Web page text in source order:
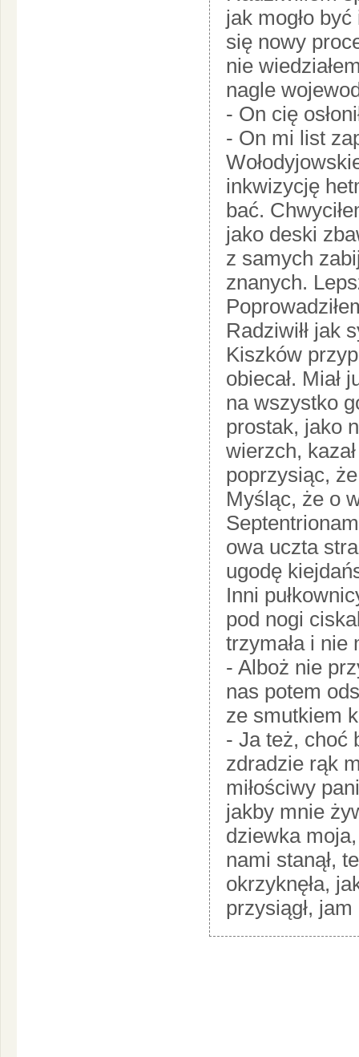
jak mogło
się nowy
nie
nagle
- On cię
- On mi list
inkwizycję
bać.
jako deski
z samych
znanych.
Radziwiłł jak
Kiszków
obiecał. Miał
na wszystko
prostak, jako
wierzch,
poprzysiąc,
Myśląc, że o
owa uczta
ugodę
Inni
pod nogi
trzymała i nie
- Alboż nie
nas potem
ze smutkiem
- Ja też, choć
zdradzie rąk
miłościwy
jakby mnie
dziewka
nami stanął,
okrzyknęła,
przysiągł,